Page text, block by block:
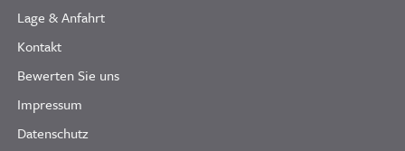
Lage & Anfahrt
Kontakt
Bewerten Sie uns
Impressum
Datenschutz